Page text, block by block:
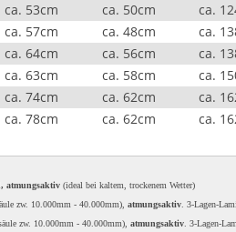
ca. 53cm ca. 50cm
ca.
ca. 57cm ca. 48cm
ca.
ca. 64cm ca. 56cm
ca.
ca. 63cm ca. 58cm
ca.
ca. 74cm ca. 62cm
ca.
ca. 78cm ca. 62cm ca.
atmungsaktiv (ideal bei kaltem, trockenem Wetter)
zw. 10.000mm - 40.000mm), atmungsaktiv . 3-Lagen-
zw. 10.000mm - 40.000mm), atmungsaktiv . 3-Lagen-